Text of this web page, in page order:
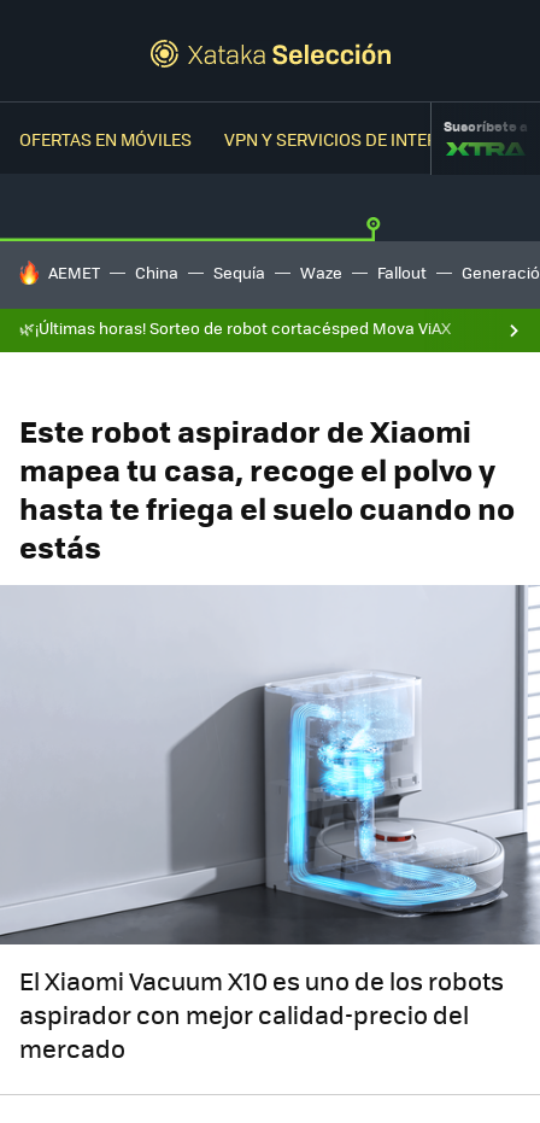
OFERTAS EN MÓVILES VPN Y SERVICIOS DE INTERNETSuscríbete a
HOY SE HABLA DE
AEMET China Sequía Waze Fallout
🌿¡Últimas horas! Sorteo de robot cortacésped Mova ViAX
Este robot aspirador de Xiaomi
mapea tu casa, recoge el polvo y
hasta te friega el suelo cuando no
estás
El Xiaomi Vacuum X10 es uno de los robots
aspirador con mejor calidad-precio del
mercado